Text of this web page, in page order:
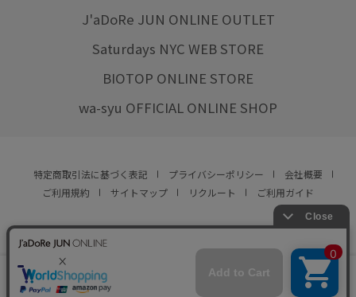
J'aDoRe JUN ONLINE OUTLET
Saturdays NYC WEB STORE
BIOTOP ONLINE STORE
wa-syu OFFICIAL ONLINE SHOP
特定商取引法に基づく表記 プライバシーポリシー
会社概要
ご利用規約
サイトマップ リクルート ご利用ガイド
© JUN CO.,LTD. ALL RIGHTS RESERVED.
店舗在庫
をみる
この商品は現在販売しておりません